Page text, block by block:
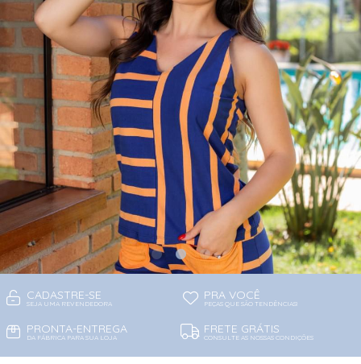
CADASTRE-SE
SEJA UMA REVENDEDORA
PRA VOCÊ
PEÇAS QUE SÃO TENDÊNCIAS!
PRONTA-ENTREGA
DA FÁBRICA PARA SUA LOJA
FRETE GRÁTIS
CONSULTE AS NOSSAS CONDIÇÕES